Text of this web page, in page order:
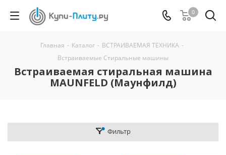
0
Главная - Каталог - ВСТРАИВАЕМАЯ ТЕХНИКА -
Встраиваемые Стиральные машины
Встраиваемая стиральная машина
MAUNFELD (Маунфилд)
Фильтр